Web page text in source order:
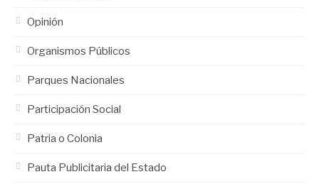
Opinión
Organismos Públicos
Parques Nacionales
Participación Social
Patria o Colonia
Pauta Publicitaria del Estado